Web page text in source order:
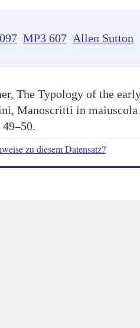
MP3 607 Allen Sutton
The Typology of the
Manoscritti in maiuscola
zu diesem Datensatz?